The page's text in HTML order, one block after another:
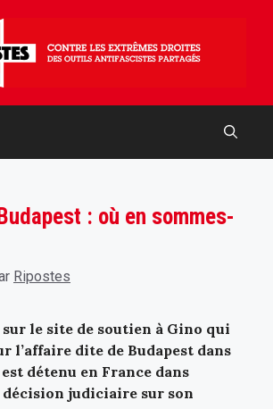
: où en sommes-
Ripostes
le site de soutien à Gino qui
l’affaire dite de Budapest dans
détenu en France dans
décision judiciaire sur son